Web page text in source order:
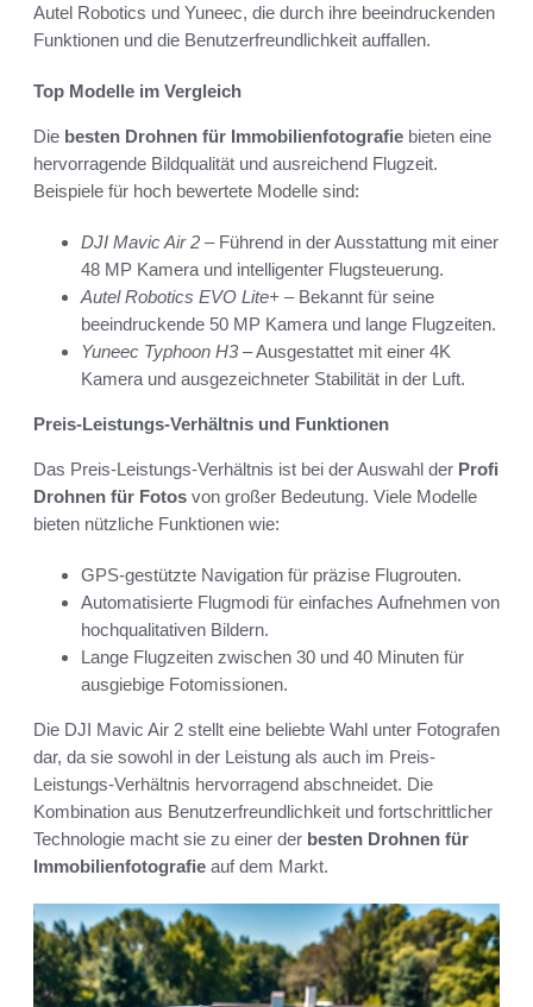
Autel Robotics und Yuneec, die durch ihre beeindruckenden
Funktionen und die Benutzerfreundlichkeit auffallen.
Top Modelle im Vergleich
Die besten Drohnen für Immobilienfotografie bieten eine
hervorragende Bildqualität und ausreichend Flugzeit.
Beispiele für hoch bewertete Modelle sind:
DJI Mavic Air 2 – Führend in der Ausstattung mit einer
48 MP Kamera und intelligenter Flugsteuerung.
Autel Robotics EVO Lite+ – Bekannt für seine
beeindruckende 50 MP Kamera und lange Flugzeiten.
Yuneec Typhoon H3– Ausgestattet mit einer 4K
Kamera und ausgezeichneter Stabilität in der Luft.
Preis-Leistungs-Verhältnis und Funktionen
Das Preis-Leistungs-Verhältnis ist bei der Auswahl der Profi
Drohnen für Fotos von großer Bedeutung. Viele Modelle
bieten nützliche Funktionen wie:
GPS-gestützte Navigation für präzise Flugrouten.
Automatisierte Flugmodi für einfaches Aufnehmen von
hochqualitativen Bildern.
Lange Flugzeiten zwischen 30 und 40 Minuten für
ausgiebige Fotomissionen.
Die DJI Mavic Air 2 stellt eine beliebte Wahl unter Fotografen
dar, da sie sowohl in der Leistung als auch im Preis-
Leistungs-Verhältnis hervorragend abschneidet. Die
Kombination aus Benutzerfreundlichkeit und fortschrittlicher
Technologie macht sie zu einer der besten Drohnen für
Immobilienfotografie auf dem Markt.